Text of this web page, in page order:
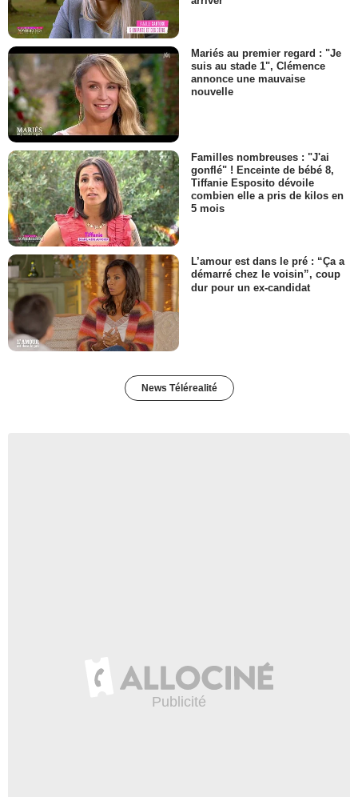
Mariés au premier regard : "Je
suis au stade 1", Clémence
annonce une mauvaise
nouvelle
Familles nombreuses : "J'ai
gonflé" ! Enceinte de bébé 8,
Tiffanie Esposito dévoile
combien elle a pris de kilos en
5 mois
L’amour est dans le pré : “Ça a
démarré chez le voisin”, coup
dur pour un ex-candidat
News Télérealité